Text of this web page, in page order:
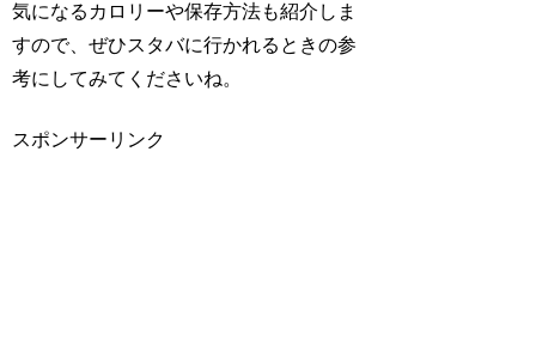
気になるカロリーや保存方法も紹介しま
すので、ぜひスタバに行かれるときの参
考にしてみてくださいね。
スポンサーリンク